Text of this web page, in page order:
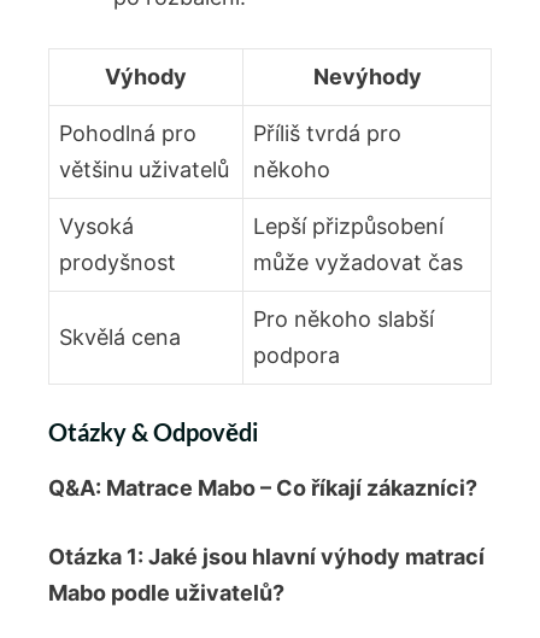
Výhody Nevýhody
Pohodlná pro
většinu uživatelů
Příliš tvrdá pro
někoho
Vysoká
prodyšnost
Lepší přizpůsobení
může vyžadovat čas
Skvělá cena
Pro někoho slabší
podpora
Otázky & Odpovědi
Q&A: Matrace Mabo – Co říkají zákazníci?
Otázka 1: Jaké jsou hlavní výhody matrací
Mabo podle uživatelů?